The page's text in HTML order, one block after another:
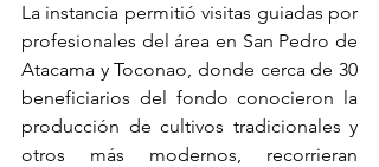
La instancia permitió visitas guiadas por
profesionales del área en San Pedro de
Atacama y Toconao, donde cerca de 30
beneficiarios del fondo conocieron la
producción de cultivos tradicionales y
otros más modernos, recorrieran